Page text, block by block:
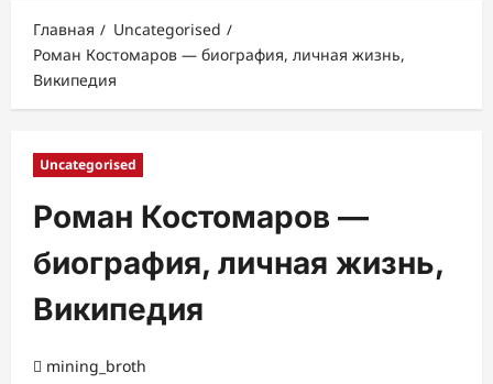
Главная
Uncategorised
Роман Костомаров — биография, личная жизнь,
Википедия
Uncategorised
Роман Костомаров —
биография, личная жизнь,
Википедия
mining_broth